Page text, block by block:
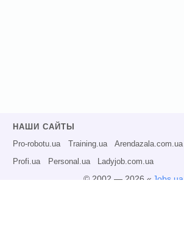
НАШИ САЙТЫ
Pro-robotu.ua Training.ua Arendazala.com.ua
Profi.ua Personal.ua Ladyjob.com.ua
© 2002 — 2026 « Jobs.ua